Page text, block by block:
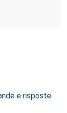
e risposte